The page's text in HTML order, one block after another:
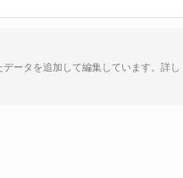
ータを追加して編集しています。詳し